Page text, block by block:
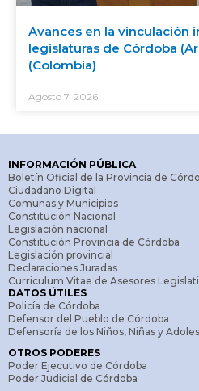
Avances en la vinculación
legislaturas de Córdoba
(Colombia)
Agosto 7, 2026
INFORMACIÓN PÚBLICA
Boletín Oficial de la Provincia de
Ciudadano Digital
Comunas y Municipios
Constitución Nacional
Legislación nacional
Constitución Provincia de Córdoba
Legislación provincial
Declaraciones Juradas
Curriculum Vitae de Asesores
DATOS ÚTILES
Policía de Córdoba
Defensor del Pueblo de Córdoba
Defensoría de los Niños, Niñas y
OTROS PODERES
Poder Ejecutivo de Córdoba
Poder Judicial de Córdoba